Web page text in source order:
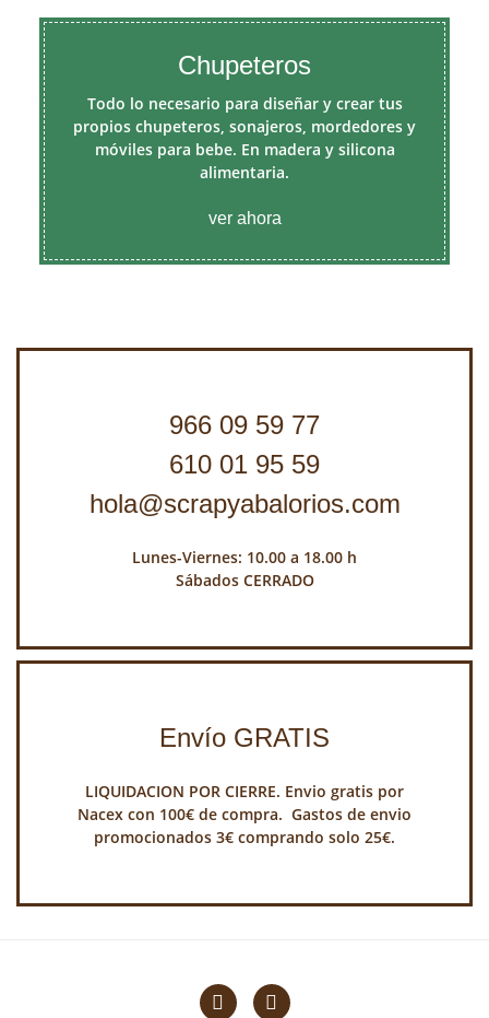
Chupeteros
Todo lo necesario para diseñar y crear tus
propios chupeteros, sonajeros, mordedores y
móviles para bebe. En madera y silicona
alimentaria.
ver ahora
966 09 59 77
610 01 95 59
hola@scrapyabalorios.com
Lunes-Viernes: 10.00 a 18.00 h
Sábados CERRADO
Envío GRATIS
LIQUIDACION POR CIERRE. Envio gratis por
Nacex con 100€ de compra. Gastos de envio
promocionados 3€ comprando solo 25€.